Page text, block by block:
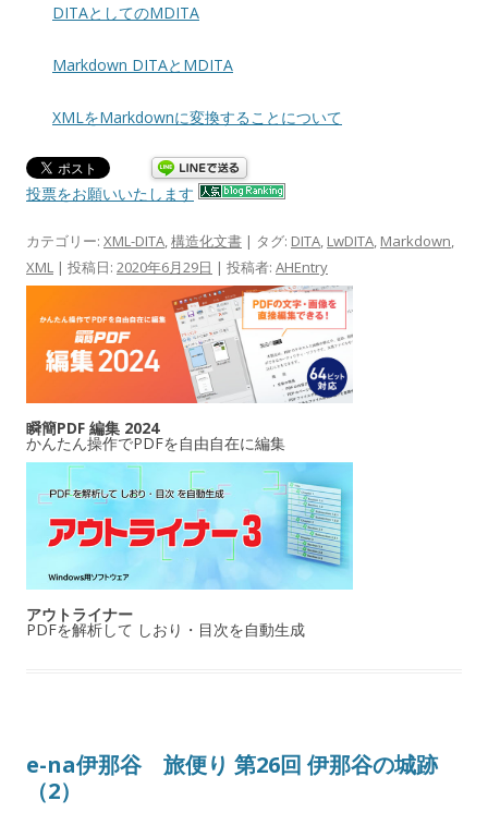
DITAとしてのMDITA
Markdown DITAとMDITA
XMLをMarkdownに変換することについて
投票をお願いいたします
カテゴリー: XML-DITA,構造化文書 | タグ: DITA, LwDITA, Markdown,
XML | 投稿日: 2020年6月29日 | 投稿者: AHEntry
瞬簡PDF 編集 2024
かんたん操作でPDFを自由自在に編集
アウトライナー
PDFを解析して しおり・目次を自動生成
e-na伊那谷 旅便り 第26回 伊那谷の城跡
（2）